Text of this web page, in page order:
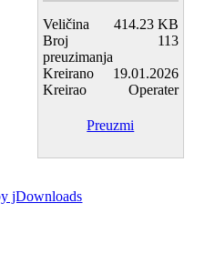
Veličina
414.23 KB
Broj
preuzimanja
113
Kreirano
19.01.2026
Kreirao
Operater
Preuzmi
jDownloads